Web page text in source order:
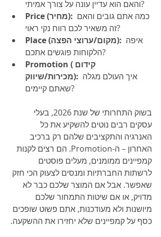
והאם הוא עדיין עונה על צורך אמיתי?
Price (מחיר):
זה משאיר לכם רווח נקי ראוי?
Place (מקום/ערוצי הפצה):
הלקוחות פוגשים אתכם?
Promotion (קידום
מכירות/שיווק):
שאתם קיימים?
בשוק התחרותי של שנת 2026, בעלי
עסקים רבים נוטים להשקיע את כל
האנרגיה והתקציבים שלהם רק ברכיב
האחרון – ה-Promotion. הם רצים לקנות
קמפיינים ממומנים, מעלים פוסטים
לרשתות החברתיות ומנסים לצעוק הכי חזק
שאפשר. אבל אם המוצר שלכם כבר לא
מדויק, או אם שיטות התמחור שלכם
מיושנות ולא מעודכנות, אתם פשוט שופכים
כסף על קמפיינים שלא יחזירו את ההשקעה.